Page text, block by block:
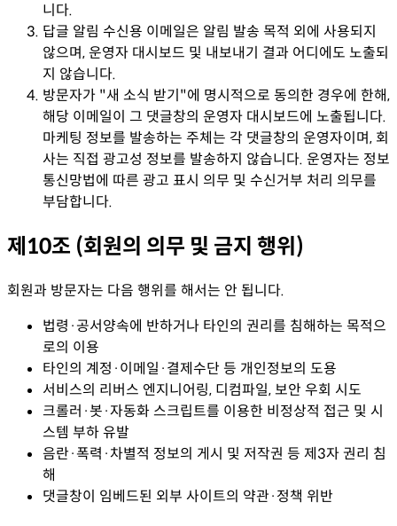
니다.
답글 알림 수신용 이메일은 알림 발송 목적 외에 사용되지
않으며, 운영자 대시보드 및 내보내기 결과 어디에도 노출되
지 않습니다.
방문자가 "새 소식 받기"에 명시적으로 동의한 경우에 한해,
해당 이메일이 그 댓글창의 운영자 대시보드에 노출됩니다.
마케팅 정보를 발송하는 주체는 각 댓글창의 운영자이며, 회
사는 직접 광고성 정보를 발송하지 않습니다. 운영자는 정보
통신망법에 따른 광고 표시 의무 및 수신거부 처리 의무를
부담합니다.
제10조 (회원의 의무 및 금지 행위)
회원과 방문자는 다음 행위를 해서는 안 됩니다.
법령·공서양속에 반하거나 타인의 권리를 침해하는 목적으
로의 이용
타인의 계정·이메일·결제수단 등 개인정보의 도용
서비스의 리버스 엔지니어링, 디컴파일, 보안 우회 시도
크롤러·봇·자동화 스크립트를 이용한 비정상적 접근 및 시
스템 부하 유발
음란·폭력·차별적 정보의 게시 및 저작권 등 제3자 권리 침
해
댓글창이 임베드된 외부 사이트의 약관·정책 위반